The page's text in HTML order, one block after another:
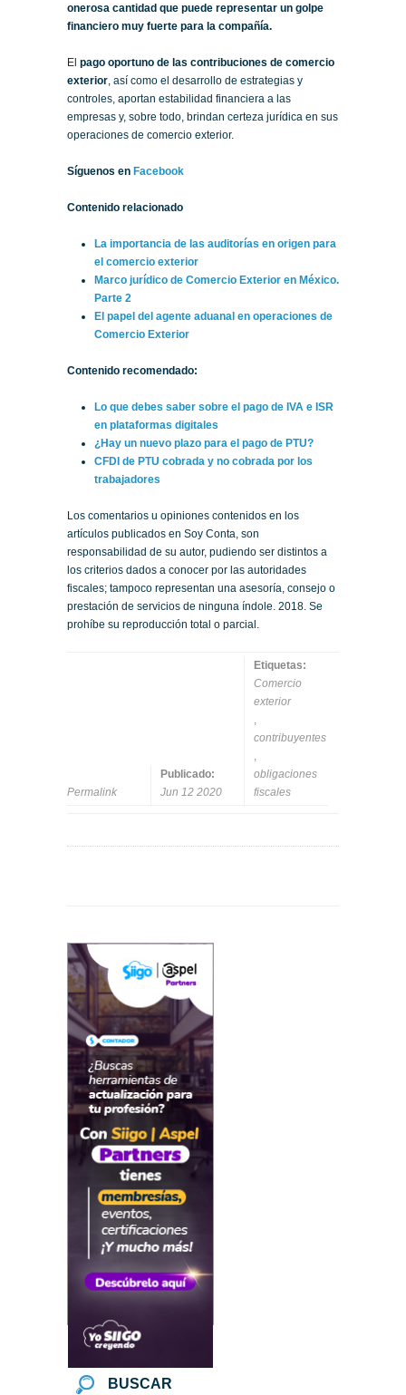
onerosa cantidad que puede representar un golpe
financiero muy fuerte para la compañía.
El pago oportuno de las contribuciones de comercio
exterior , así como el desarrollo de estrategias y
controles, aportan estabilidad financiera a las
empresas y, sobre todo, brindan certeza jurídica en sus
operaciones de comercio exterior.
Síguenos en Facebook
Contenido relacionado
La importancia de las auditorías en origen para
el comercio exterior
Marco jurídico de Comercio Exterior en México.
Parte 2
El papel del agente aduanal en operaciones de
Comercio Exterior
Contenido recomendado:
Lo que debes saber sobre el pago de IVA e ISR
en plataformas digitales
¿Hay un nuevo plazo para el pago de PTU?
CFDI de PTU cobrada y no cobrada por los
trabajadores
Los comentarios u opiniones contenidos en los
artículos publicados en Soy Conta, son
responsabilidad de su autor, pudiendo ser distintos a
los criterios dados a conocer por las autoridades
fiscales; tampoco representan una asesoría, consejo o
prestación de servicios de ninguna índole. 2018. Se
prohíbe su reproducción total o parcial.
Permalink
Publicado:
Jun 12 2020
Etiquetas:
Comercio
exterior
contribuyentes
obligaciones
fiscales
BUSCAR